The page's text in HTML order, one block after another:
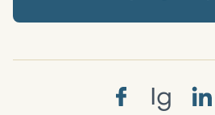
Ig